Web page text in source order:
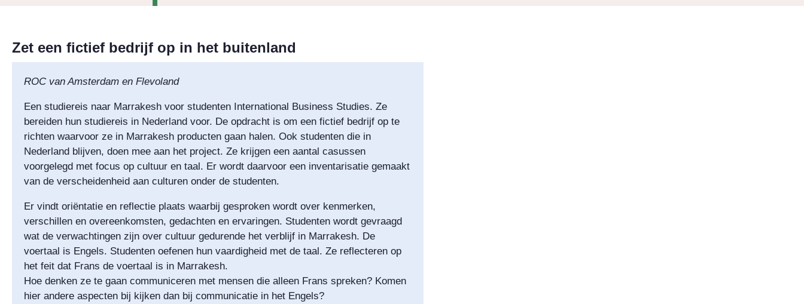
Zet een fictief bedrijf op in het buitenland
ROC van Amsterdam en Flevoland
Een studiereis naar Marrakesh voor studenten International Business Studies. Ze
bereiden hun studiereis in Nederland voor. De opdracht is om een fictief bedrijf op te
richten waarvoor ze in Marrakesh producten gaan halen. Ook studenten die in
Nederland blijven, doen mee aan het project. Ze krijgen een aantal casussen
voorgelegd met focus op cultuur en taal. Er wordt daarvoor een inventarisatie gemaakt
van de verscheidenheid aan culturen onder de studenten.
Er vindt oriëntatie en reflectie plaats waarbij gesproken wordt over kenmerken,
verschillen en overeenkomsten, gedachten en ervaringen. Studenten wordt gevraagd
wat de verwachtingen zijn over cultuur gedurende het verblijf in Marrakesh. De
voertaal is Engels. Studenten oefenen hun vaardigheid met de taal. Ze reflecteren op
het feit dat Frans de voertaal is in Marrakesh.
Hoe denken ze te gaan communiceren met mensen die alleen Frans spreken? Komen
hier andere aspecten bij kijken dan bij communicatie in het Engels?